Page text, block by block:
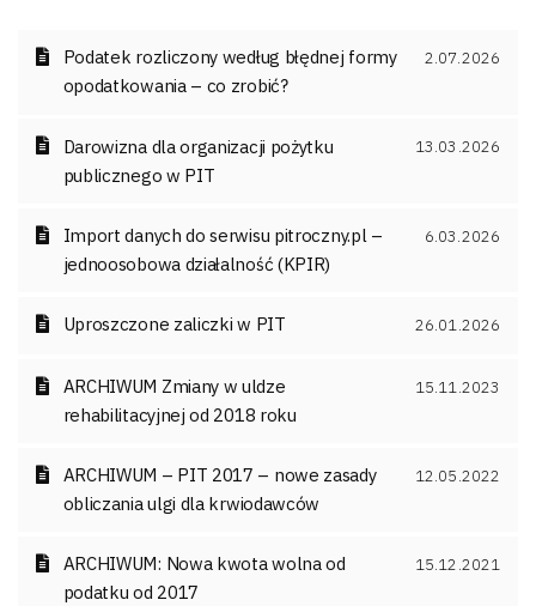
Podatek rozliczony według błędnej formy
opodatkowania – co zrobić?
2.07.2026
Darowizna dla organizacji pożytku
publicznego w PIT
13.03.2026
Import danych do serwisu pitroczny.pl –
jednoosobowa działalność (KPIR)
6.03.2026
Uproszczone zaliczki w PIT 26.01.2026
ARCHIWUM Zmiany w uldze
rehabilitacyjnej od 2018 roku
15.11.2023
ARCHIWUM – PIT 2017 – nowe zasady
obliczania ulgi dla krwiodawców
12.05.2022
ARCHIWUM: Nowa kwota wolna od
podatku od 2017
15.12.2021